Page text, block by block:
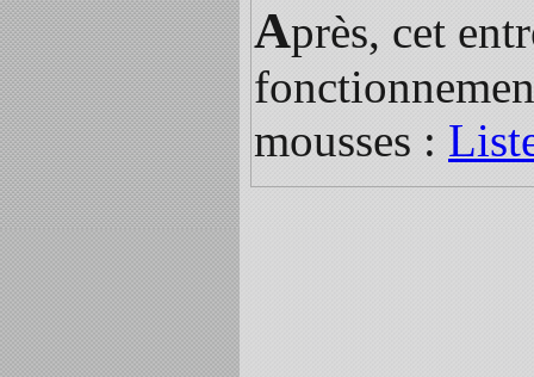
Après, cet
mousses :